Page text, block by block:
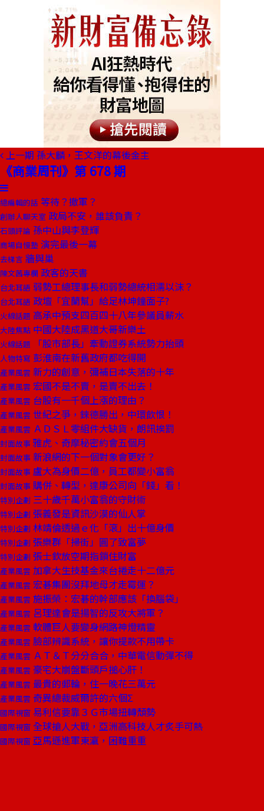
上一期 孫大麟，王文洋的幕後金主
《商業周刊》第 678 期
總編輯的話 等待？撤軍？
創辦人聊天室 政局不安，誰該負責？
石頭評論 孫中山與李登輝
商場自慢塾 演完最後一幕
去梯言 牆與巢
陳文茜專欄 政客的天書
台北耳語 弱勢工總理事長和弱勢總統相濡以沫？
台北耳語 政壇「宜蘭幫」給足林坤鐘面子?
火線話題 高承中預支四百四十八年參議員薪水
大陸焦點 中國大陸成黑道大哥新樂土
火線話題 「股市部長」牽動證券系統勢力抬頭
人物特寫 彭淮南在新舊政府都吃得開
產業風雲 新力的創意，彌補日本失落的十年
產業風雲 宏國不是不賣，是賣不出去！
產業風雲 台股有一千個上漲的理由？
產業風雲 世紀之爭，錸德勝出，中環飲恨！
產業風雲 ＡＤＳＬ零組件大缺貨，朗訊挨罰
封面故事 雅虎、奇摩秘密約會五個月
封面故事 新浪網的下一個對象會更好？
封面故事 盧大為身價二億，員工都變小富翁
封面故事 購併、轉型，達康公司向「錢」看！
特別企劃 三十歲千萬小富翁的守財術
特別企劃 張義發是資訊沙漠的仙人掌
特別企劃 林靖倫透過ｅ化「滾」出十億身價
特別企劃 張樂群「掃街」圓了致富夢
特別企劃 張士欽放空期指鎖住財富
產業風雲 加拿大生技基金來台捲走十二億元
產業風雲 宏碁集團沒拜地母才走霉運？
產業風雲 施振榮：宏碁的幹部應該「換腦袋」
產業風雲 呂理達會是揚智的反攻大將軍？
產業風雲 軟體巨人要變身網路神燈精靈
產業風雲 臉部辨識系統，讓你提款不用帶卡
產業風雲 ＡＴ＆Ｔ分分合合，中華電信動彈不得
產業風雲 豪宅大崩盤斷頭戶搥心肝！
產業風雲 最貴的郵輪，住一晚花三萬元
產業風雲 奇異總裁威爾許的六個Σ
國際視窗 易利信要靠３Ｇ市場扭轉頹勢
國際視窗 全球搶人大戰，亞洲高科技人才炙手可熱
國際視窗 亞馬遜進軍東瀛，困難重重